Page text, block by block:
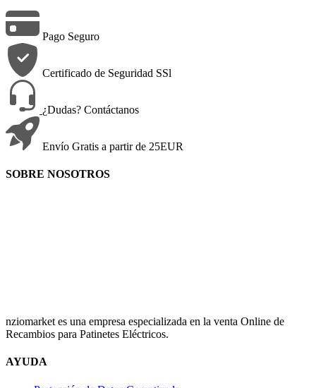
Pago Seguro
Certificado de Seguridad SSl
¿Dudas? Contáctanos
Envío Gratis a partir de 25EUR
SOBRE NOSOTROS
nziomarket es una empresa especializada en la venta Online de
Recambios para Patinetes Eléctricos.
AYUDA